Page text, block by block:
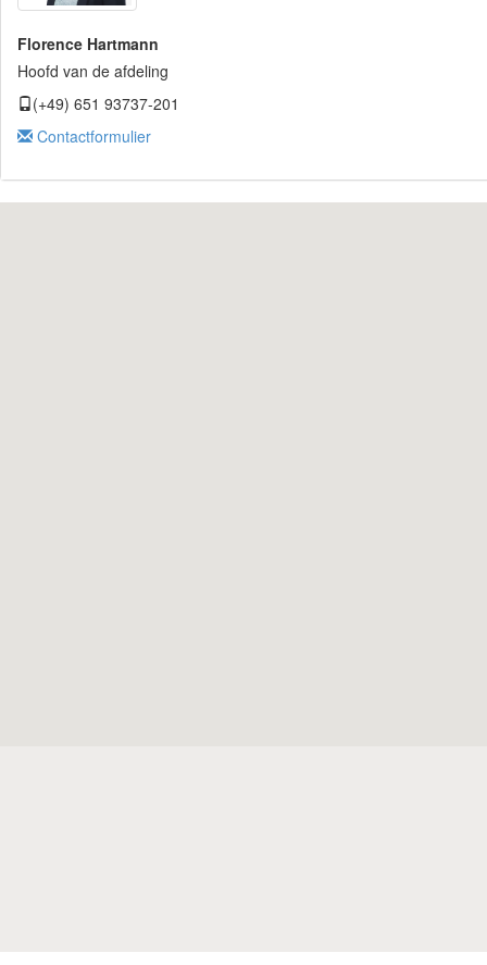
Florence Hartmann
Hoofd van de afdeling
(+49) 651 93737-201
Contactformulier